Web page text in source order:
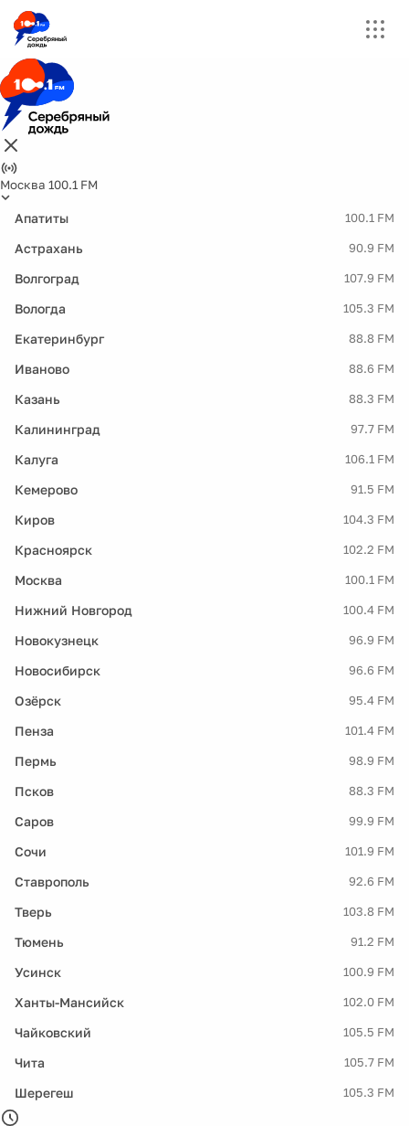
Москва 100.1 FM
Апатиты 100.1 FM
Астрахань 90.9 FM
Волгоград 107.9 FM
Вологда 105.3 FM
Екатеринбург 88.8 FM
Иваново 88.6 FM
Казань 88.3 FM
Калининград 97.7 FM
Калуга 106.1 FM
Кемерово 91.5 FM
Киров 104.3 FM
Красноярск 102.2 FM
Москва 100.1 FM
Нижний Новгород 100.4 FM
Новокузнецк 96.9 FM
Новосибирск 96.6 FM
Озёрск 95.4 FM
Пенза 101.4 FM
Пермь 98.9 FM
Псков 88.3 FM
Саров 99.9 FM
Сочи 101.9 FM
Ставрополь 92.6 FM
Тверь 103.8 FM
Тюмень 91.2 FM
Усинск 100.9 FM
Ханты-Мансийск 102.0 FM
Чайковский 105.5 FM
Чита 105.7 FM
Шерегеш 105.3 FM